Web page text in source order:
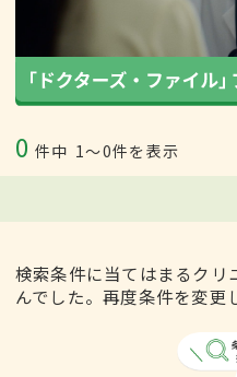
0 件中 1〜0件を表示
検索条件に当てはまるクリ
んでした。再度条件を変更